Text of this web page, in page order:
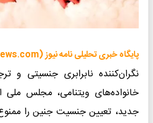
پایگاه خبری تحلیلی نامه نیوز (namehnews.com) :
نگران‌کننده نابرابری جنسیتی و
خانواده‌های ویتنامی، مجلس ملی
جدید، تعیین جنسیت جنین را